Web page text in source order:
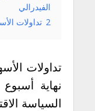
الفيدرالي
2 تداولات الأسهم
نهاية
السياسة